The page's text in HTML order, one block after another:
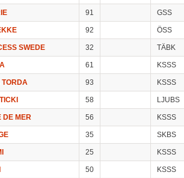
91 GSS
92 ÖSS
SWEDE 32 TÄBK
61 KSSS
93 KSSS
58 LJUBS
DE MER 56 KSSS
35 SKBS
25 KSSS
50 KSSS